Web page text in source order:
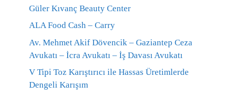
Güler Kıvanç Beauty Center
ALA Food Cash – Carry
Av. Mehmet Akif Dövencik – Gaziantep Ceza
Avukatı – İcra Avukatı – İş Davası Avukatı
V Tipi Toz Karıştırıcı ile Hassas Üretimlerde
Dengeli Karışım